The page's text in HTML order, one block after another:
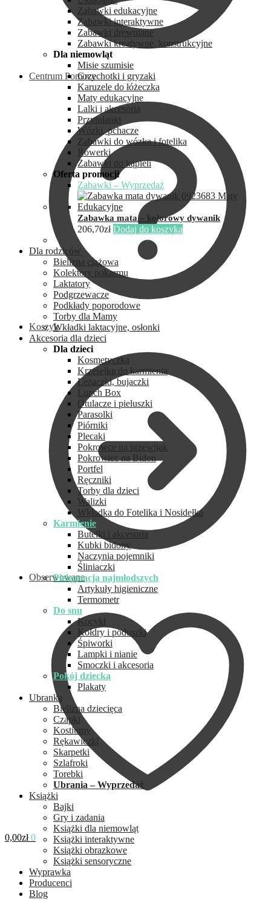
Centrum Pomocy
Koszyk
Obserwowane
0,00zł 0
Zabawki edukacyjne
Zabawki interaktywne
Zabawki drewniane
Zabawki kreatywne, konstrukcyjne
Dla niemowląt
Misie szumisie
Grzechotki i gryzaki
Karuzele do łóżeczka
Maty edukacyjne
Lalki i akcesoria
Przytulanki
Wózki, pchacze
Zabawki do wózka i fotelika
Rowerki
Zabawki do kąpieli
Oferta promocji
Zabawki – Wyprzedaż
Zabawka mata – kolorowy dywanik
206,70zł Dodaj do koszyka
Dla rodziców
Bielizna ciążowa
Kolektory pokarmu
Laktatory
Podgrzewacze
Podkłady poporodowe
Torby dla Mamy
Wkładki laktacyjne, osłonki
Akcesoria dla dzieci
Dla dzieci
Kosmetyczka
Krzesełka do karmienia
Leżaczki, bujaczki
Lunch Box
Otulacze i pieluszki
Parasolki
Piórniki
Plecaki
Pokrowce na przewijak
Pokrowiec na Bidon
Portfel
Ręczniki
Torby dla dzieci
Walizki
Wkładka do Fotelika i Nosidełka
Karmienie
Butelki i akcesoria
Kubki bidony
Naczynia pojemniki
Śliniaczki
Pielęgnacja najmłodszych
Artykuły higieniczne
Termometr
Do snu
Kocyki
Kołdry i poduszki
Śpiworki
Lampki i nianie
Smoczki i akcesoria
Pokój dziecka
Plakaty
Ubranka
Bielizna dziecięca
Czapki
Kostiumy
Rękawiczki
Skarpetki
Szlafroki
Torebki
Ubrania – Wyprzedaż
Książki
Bajki
Gry i zadania
Książki dla niemowląt
Książki interaktywne
Książki obrazkowe
Książki sensoryczne
Wyprawka
Producenci
Blog